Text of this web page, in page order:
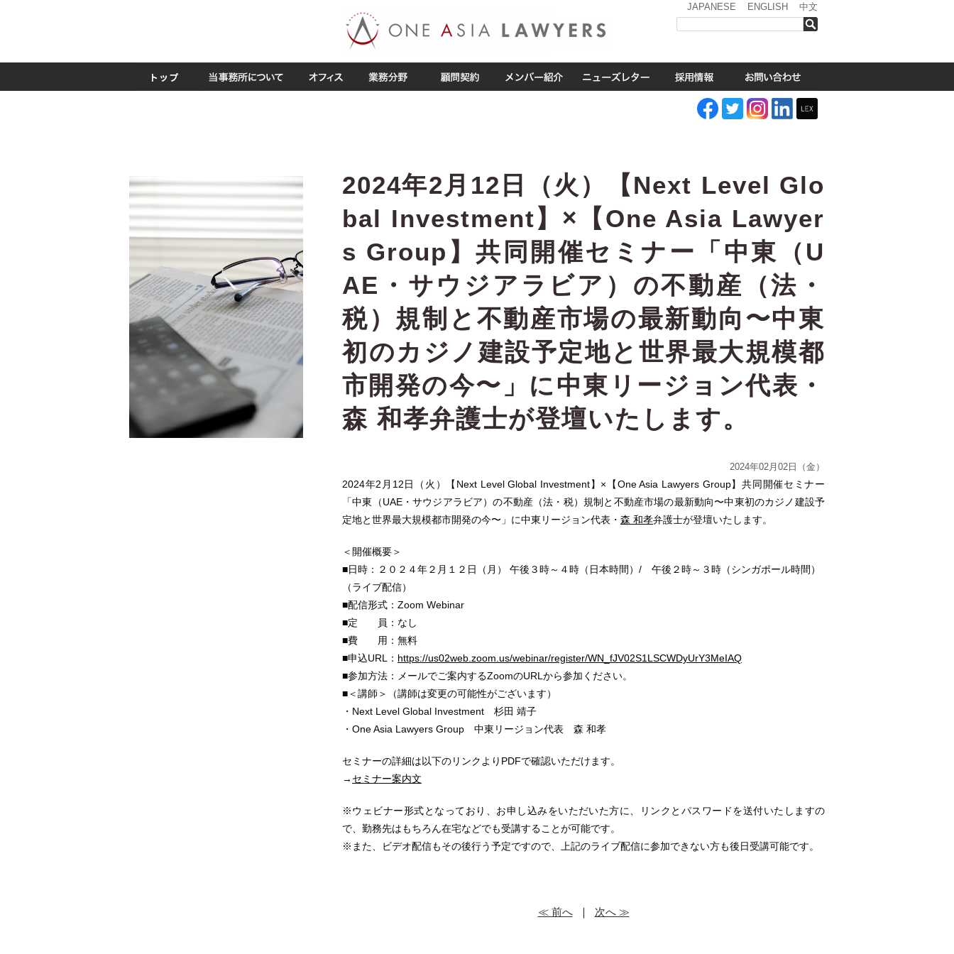
JAPANESE ENGLISH 中文
2024年2月12日（火）【Next Level Glo
bal Investment】×【One Asia Lawyer
s Group】共同開催セミナー「中東（U
AE・サウジアラビア）の不動産（法・
税）規制と不動産市場の最新動向〜中東
初のカジノ建設予定地と世界最大規模都
市開発の今〜」に中東リージョン代表・
森 和孝弁護士が登壇いたします。
2024年02月02日（金）
2024年2月12日（火）【Next Level Global Investment】×【One Asia Lawyers Group】共同開催セミナー
「中東（UAE・サウジアラビア）の不動産（法・税）規制と不動産市場の最新動向〜中東初のカジノ建設予
定地と世界最大規模都市開発の今〜」に中東リージョン代表・ 森 和孝弁護士が登壇いたします。
＜開催概要＞
■日時：２０２４年２月１２日（月） 午後３時～４時（日本時間）/ 午後２時～３時（シンガポール時間）
（ライブ配信）
■配信形式：Zoom Webinar
■定 員：なし
■費 用：無料
■申込URL： https://us02web.zoom.us/webinar/register/WN_fJV02S1LSCWDyUrY3MeIAQ
■参加方法：メールでご案内するZoomのURLから参加ください。
■＜講師＞（講師は変更の可能性がございます）
・Next Level Global Investment 杉田 靖子
・One Asia Lawyers Group 中東リージョン代表 森 和孝
セミナーの詳細は以下のリンクよりPDFで確認いただけます。
→ セミナー案内文
※ウェビナー形式となっており、お申し込みをいただいた方に、リンクとパスワードを送付いたしますの
で、勤務先はもちろん在宅などでも受講することが可能です。
※また、ビデオ配信もその後行う予定ですので、上記のライブ配信に参加できない方も後日受講可能です。
≪ 前へ｜ 次へ ≫